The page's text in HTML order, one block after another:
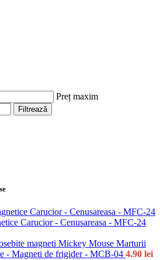
Preț maxim
Filtrează
Carucior - Cenusareasa - MFC-24
Marturii
- Magneti de frigider - MCB-04 4.90 lei